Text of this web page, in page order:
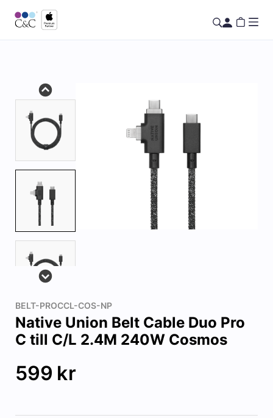
BELT-PROCCL-COS-NP
Native Union Belt Cable Duo Pro
C till C/L 2.4M 240W Cosmos
599 kr